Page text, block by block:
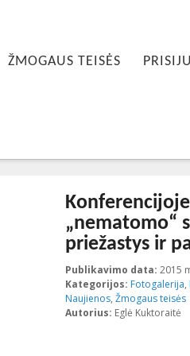
ŽMOGAUS TEISĖS
„nematomo“
priežastys ir
Publikavimo data: 2015
Kategorijos: Fotogalerija,
Naujienos, Žmogaus teisės
Autorius: Eglė Kuktoraitė